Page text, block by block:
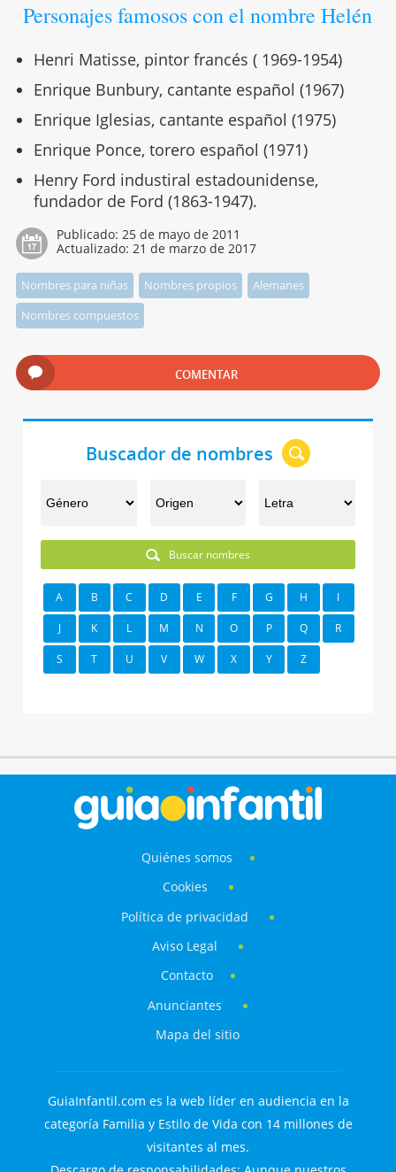
Personajes famosos con el nombre Helén
Henri Matisse, pintor francés ( 1969-1954)
Enrique Bunbury, cantante español (1967)
Enrique Iglesias, cantante español (1975)
Enrique Ponce, torero español (1971)
Henry Ford industiral estadounidense,
fundador de Ford (1863-1947).
Publicado: 25 de mayo de 2011
Actualizado: 21 de marzo de 2017
Nombres para niñas Nombres propios
Alemanes
Nombres compuestos
COMENTAR
Buscador de nombres
Buscar nombres
A B C D E F G H I
J K L M N O P Q R
S T U V W X Y Z
Quiénes somos
Cookies
Política de privacidad
Aviso Legal
Contacto
Anunciantes
Mapa del sitio
GuiaInfantil.com es la web líder en audiencia en la
categoría Familia y Estilo de Vida con 14 millones de
visitantes al mes.